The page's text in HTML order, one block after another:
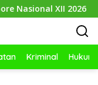
XII 2026
Kriminal Hukum